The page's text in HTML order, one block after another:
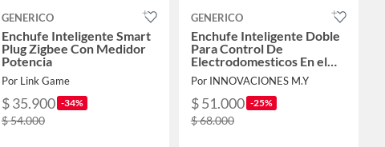
GENERICO
Enchufe Inteligente Smart
Plug Zigbee Con Medidor
Potencia
Por Link Game
$ 35.900 -34%
$ 54.000
GENERICO
Enchufe Inteligente Doble
Para Control De
Electrodomesticos En el
Hogar
Por INNOVACIONES M.Y
$ 51.000 -25%
$ 68.000